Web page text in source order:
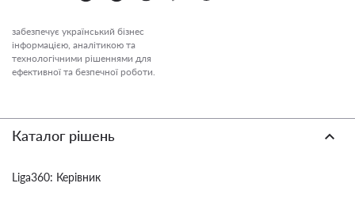
забезпечує український бізнес
інформацією, аналітикою та
технологічними рішеннями для
ефективної та безпечної роботи.
Каталог рішень
Liga360: Керівник